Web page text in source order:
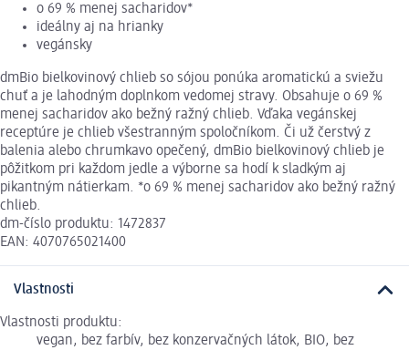
o 69 % menej sacharidov*
ideálny aj na hrianky
vegánsky
dmBio bielkovinový chlieb so sójou ponúka aromatickú a sviežu
chuť a je lahodným doplnkom vedomej stravy. Obsahuje o 69 %
menej sacharidov ako bežný ražný chlieb. Vďaka vegánskej
receptúre je chlieb všestranným spoločníkom. Či už čerstvý z
balenia alebo chrumkavo opečený, dmBio bielkovinový chlieb je
pôžitkom pri každom jedle a výborne sa hodí k sladkým aj
pikantným nátierkam. *o 69 % menej sacharidov ako bežný ražný
chlieb.
dm-číslo produktu: 1472837
EAN: 4070765021400
Vlastnosti
Vlastnosti produktu:
vegan, bez farbív, bez konzervačných látok, BIO, bez